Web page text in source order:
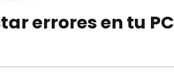
errores en tu PC